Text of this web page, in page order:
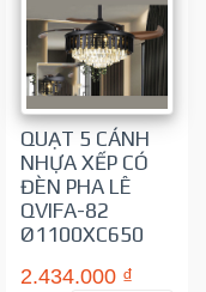
QUẠT 5 CÁNH
NHỰA XẾP CÓ
ĐÈN PHA LÊ
QVIFA-82
Ø1100XC650
2.434.000 ₫